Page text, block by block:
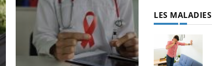
LES MALADIES